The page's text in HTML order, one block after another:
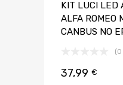
KIT LUCI LED
ALFA ROMEO
CANBUS NO
37,99 €